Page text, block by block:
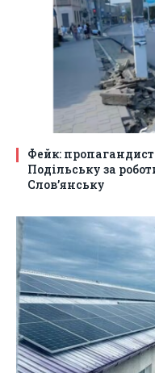
Фейк:
Подільську за
Слов’янську